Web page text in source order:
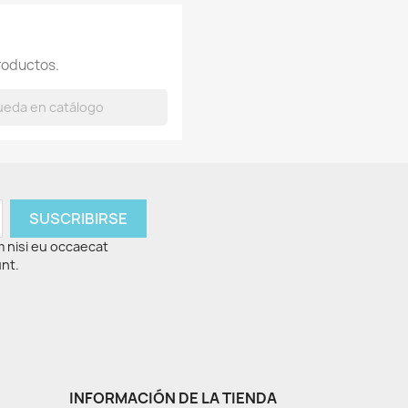
nisi eu occaecat
INFORMACIÓN DE LA TIENDA